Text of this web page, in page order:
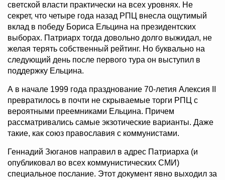
светской власти практически на всех уровнях. Не
секрет, что четыре года назад РПЦ внесла ощутимый
вклад в победу Бориса Ельцина на президентских
выборах. Патриарх тогда довольно долго выжидал, не
желая терять собственный рейтинг. Но буквально на
следующий день после первого тура он выступил в
поддержку Ельцина.
А в начале 1999 года празднование 70-летия Алексия II
превратилось в почти не скрываемые торги РПЦ с
вероятными преемниками Ельцина. Причем
рассматривались самые экзотические варианты. Даже
такие, как союз православия с коммунистами.
Геннадий Зюганов направил в адрес Патриарха (и
опубликовал во всех коммунистических СМИ)
специальное послание. Этот документ явно выходил за